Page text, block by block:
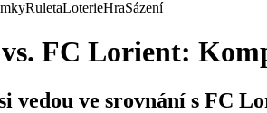
RuletaLoterieHraSázení
FC Lorient:
vedou ve srovnání s FC